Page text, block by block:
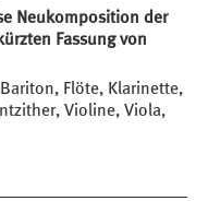
Neukomposition der
Fassung von
Flöte, Klarinette,
Violine, Viola,